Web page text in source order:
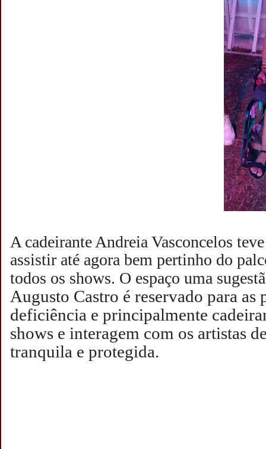
A cadeirante Andreia Vasconcelos
assistir até agora bem pertinho do
todos os shows. O espaço uma
Augusto Castro é reservado para as
deficiência e principalmente
shows e interagem com os artistas
tranquila e protegida.